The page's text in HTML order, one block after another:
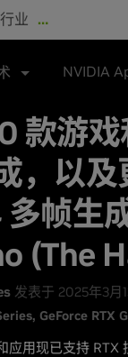
行业 …
NVIDIA
款游
，以
多帧生
(The
发表于 2025年3月
GeForce RTX
应用现已支持 RTX